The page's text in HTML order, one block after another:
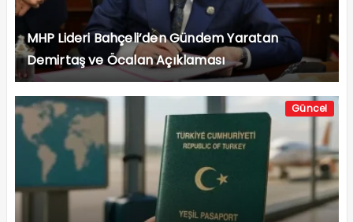
MHP Lideri Bahçeli’den Gündem Yaratan
Demirtaş ve Öcalan Açıklaması
Güncel